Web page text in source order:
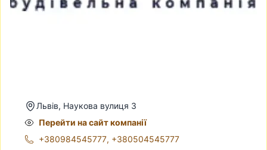
Львів, Наукова вулиця 3
Перейти на сайт компанії
+380984545777, +380504545777